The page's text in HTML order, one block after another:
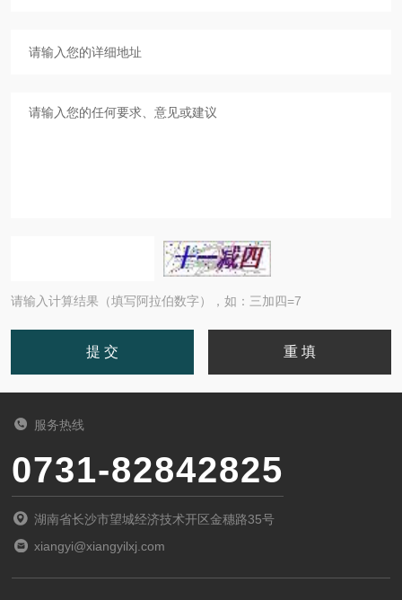
请输入计算结果（填写阿拉伯数字），如：三加四=7
服务热线
0731-82842825
湖南省长沙市望城经济技术开区金穗路35号
xiangyi@xiangyilxj.com